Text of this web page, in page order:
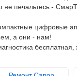
не печальтесь -
цифровые
а они - нам!